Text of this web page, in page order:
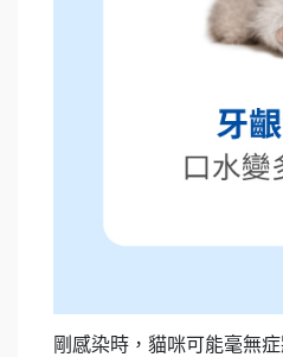
剛感染時，貓咪可能毫無